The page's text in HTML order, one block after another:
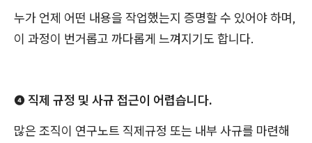
누가 언제 어떤 내용을 작업했는지 증명할 수 있어야 하며,
이 과정이 번거롭고 까다롭게 느껴지기도 합니다.
❹ 직제 규정 및 사규 접근이 어렵습니다.
많은 조직이 연구노트 직제규정 또는 내부 사규를 마련해